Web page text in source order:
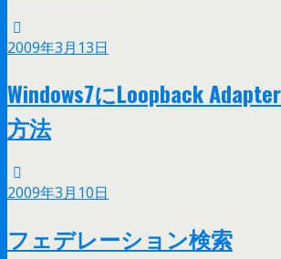
2009年3月13日
Windows7にLoopback
方法
2009年3月10日
フェデレーション検索